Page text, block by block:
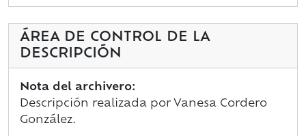
ÁREA DE CONTROL DE LA
DESCRIPCIÓN
Nota del archivero:
Descripción realizada por Vanesa Cordero
González.